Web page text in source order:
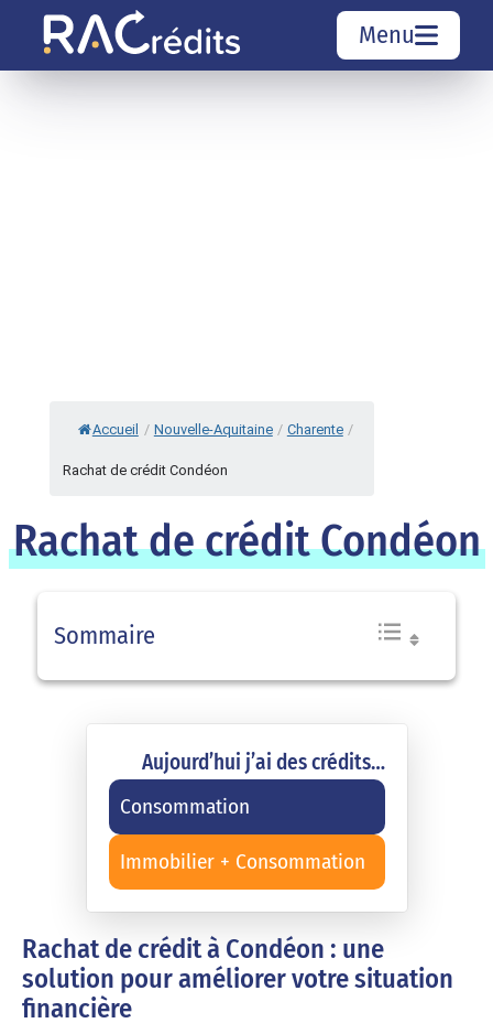
Menu
Accueil / Nouvelle-Aquitaine / Charente /
Rachat de crédit Condéon
Rachat de crédit Condéon
Sommaire
Aujourd’hui j’ai des crédits…
Consommation
Immobilier + Consommation
Rachat de crédit à Condéon : une
solution pour améliorer votre situation
financière